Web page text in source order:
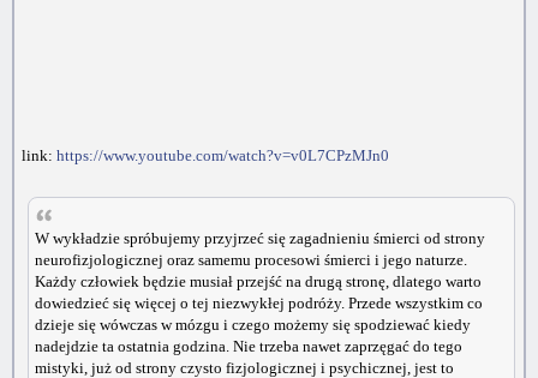
link: https://www.youtube.com/watch?v=v0L7CPzMJn0
W wykładzie spróbujemy przyjrzeć się zagadnieniu śmierci od strony
neurofizjologicznej oraz samemu procesowi śmierci i jego naturze.
Każdy człowiek będzie musiał przejść na drugą stronę, dlatego warto
dowiedzieć się więcej o tej niezwykłej podróży. Przede wszystkim co
dzieje się wówczas w mózgu i czego możemy się spodziewać kiedy
nadejdzie ta ostatnia godzina. Nie trzeba nawet zaprzęgać do tego
mistyki, już od strony czysto fizjologicznej i psychicznej, jest to